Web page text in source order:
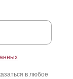
в любое